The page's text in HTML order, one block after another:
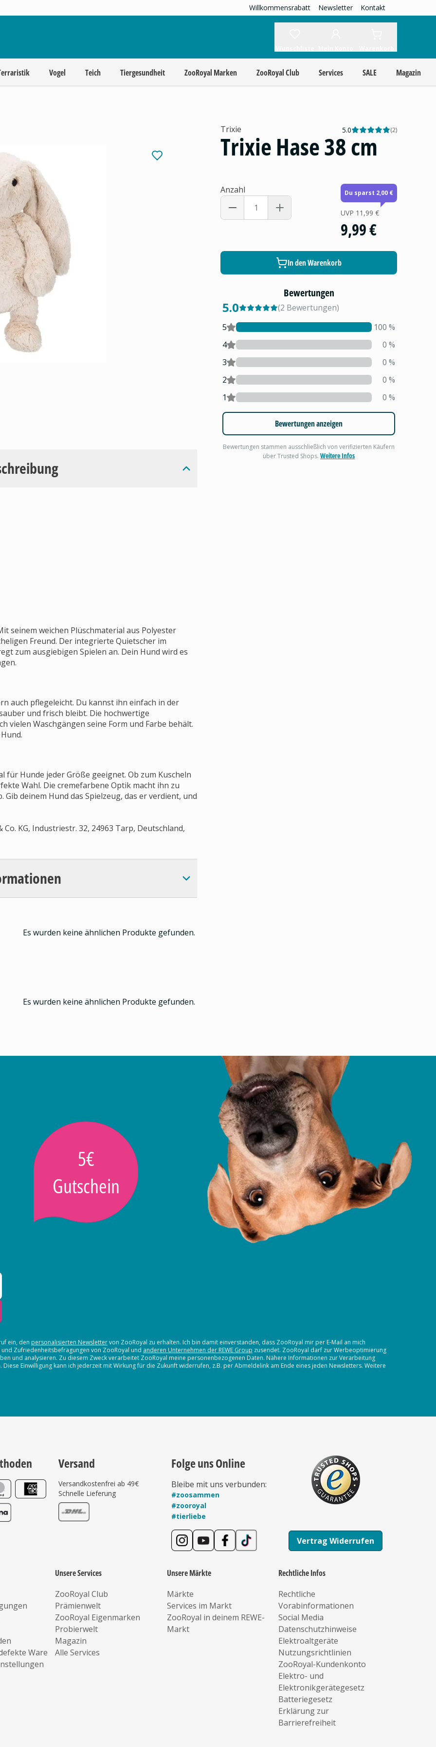
Willkommensrabatt Newsletter Kontakt
Vogel Teich Tiergesundheit ZooRoyal Marken ZooRoyal Club Services SALE Magazin
seinem weichen Plüschmaterial aus Polyester
Freund. Der integrierte Quietscher im
zum ausgiebigen Spielen an. Dein Hund wird es
auch pflegeleicht. Du kannst ihn einfach in der
und frisch bleibt. Die hochwertige
vielen Waschgängen seine Form und Farbe behält.
für Hunde jeder Größe geeignet. Ob zum Kuscheln
Wahl. Die cremefarbene Optik macht ihn zu
deinem Hund das Spielzeug, das er verdient, und
KG, Industriestr. 32, 24963 Tarp, Deutschland,
Trixie 5.0 (2)
Trixie Hase 38 cm
Anzahl Du sparst 2,00 €
UVP 11,99 €
9,99 €
In den Warenkorb
Bewertungen
5.0 (2 Bewertungen)
5
100 %
4
0 %
3
0 %
2
0 %
1
0 %
Bewertungen anzeigen
Bewertungen stammen ausschließlich von verifizierten Käufern
über Trusted Shops.Weitere Infos
Es wurden keine ähnlichen Produkte gefunden.
Es wurden keine ähnlichen Produkte gefunden.
5€
Gutschein
ein, den personalisierten Newslettervon ZooRoyal zu erhalten. Ich bin damit einverstanden, dass ZooRoyal mir per E-Mail an mich
Zufriedenheitsbefragungen von ZooRoyal und anderen Unternehmen der REWE Group zusendet. ZooRoyal darf zur Werbeoptimierung
und analysieren. Zu diesem Zweck verarbeitet ZooRoyal meine personenbezogenen Daten. Nähere Informationen zur Verarbeitung
Einwilligung kann ich jederzeit mit Wirkung für die Zukunft widerrufen, z.B. per Abmeldelink am Ende eines jeden Newsletters. Weitere
Versand
Versandkostenfrei ab 49€
Schnelle Lieferung
Folge uns Online
Bleibe mit uns verbunden:
#zoosammen
#zooroyal
#tierliebe
Vertrag Widerrufen
Ware
Unsere Services
ZooRoyal Club
Prämienwelt
ZooRoyal Eigenmarken
Probierwelt
Magazin
Alle Services
Unsere Märkte
Märkte
Services im Markt
ZooRoyal in deinem REWE-
Markt
Rechtliche Infos
Rechtliche
Vorabinformationen
Social Media
Datenschutzhinweise
Elektroaltgeräte
Nutzungsrichtlinien
ZooRoyal-Kundenkonto
Elektro- und
Elektronikgerätegesetz
Batteriegesetz
Erklärung zur
Barrierefreiheit